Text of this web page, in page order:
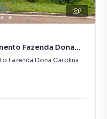
7
Fazenda Dona
Fazenda Dona Carolina